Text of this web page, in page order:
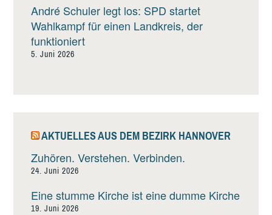
André Schuler legt los: SPD startet
Wahlkampf für einen Landkreis, der
funktioniert
5. Juni 2026
AKTUELLES AUS DEM BEZIRK HANNOVER
Zuhören. Verstehen. Verbinden.
24. Juni 2026
Eine stumme Kirche ist eine dumme Kirche
19. Juni 2026